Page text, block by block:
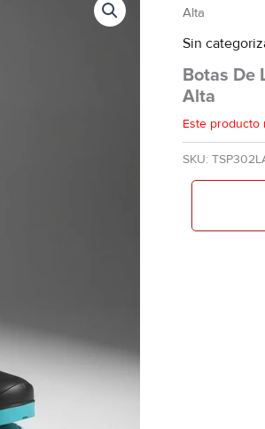
Alta
Sin
Botas De
Alta
Este producto
SKU: